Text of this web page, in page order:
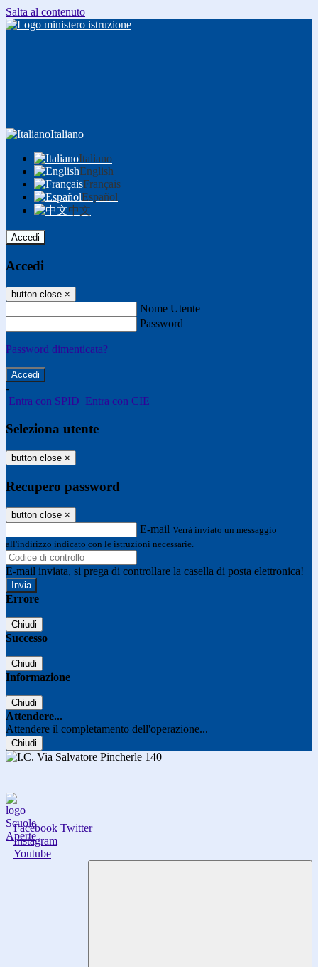
Salta al contenuto
Italiano
Italiano
English
Français
Español
中文
Accedi
Accedi
button close ×
Nome Utente
Password
Password dimenticata?
-
Entra con SPID Entra con CIE
Seleziona utente
button close ×
Recupero password
button close ×
E-mail Verrà inviato un messaggio
all'indirizzo indicato con le istruzioni necessarie.
E-mail inviata, si prega di controllare la casella di posta elettronica!
Errore
Chiudi
Successo
Chiudi
Informazione
Chiudi
Attendere...
Attendere il completamento dell'operazione...
Chiudi
Facebook Twitter
Instagram
Youtube